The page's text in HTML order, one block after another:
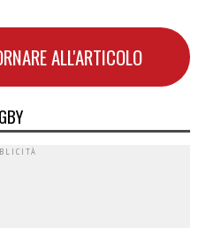
ALL'ARTICOLO